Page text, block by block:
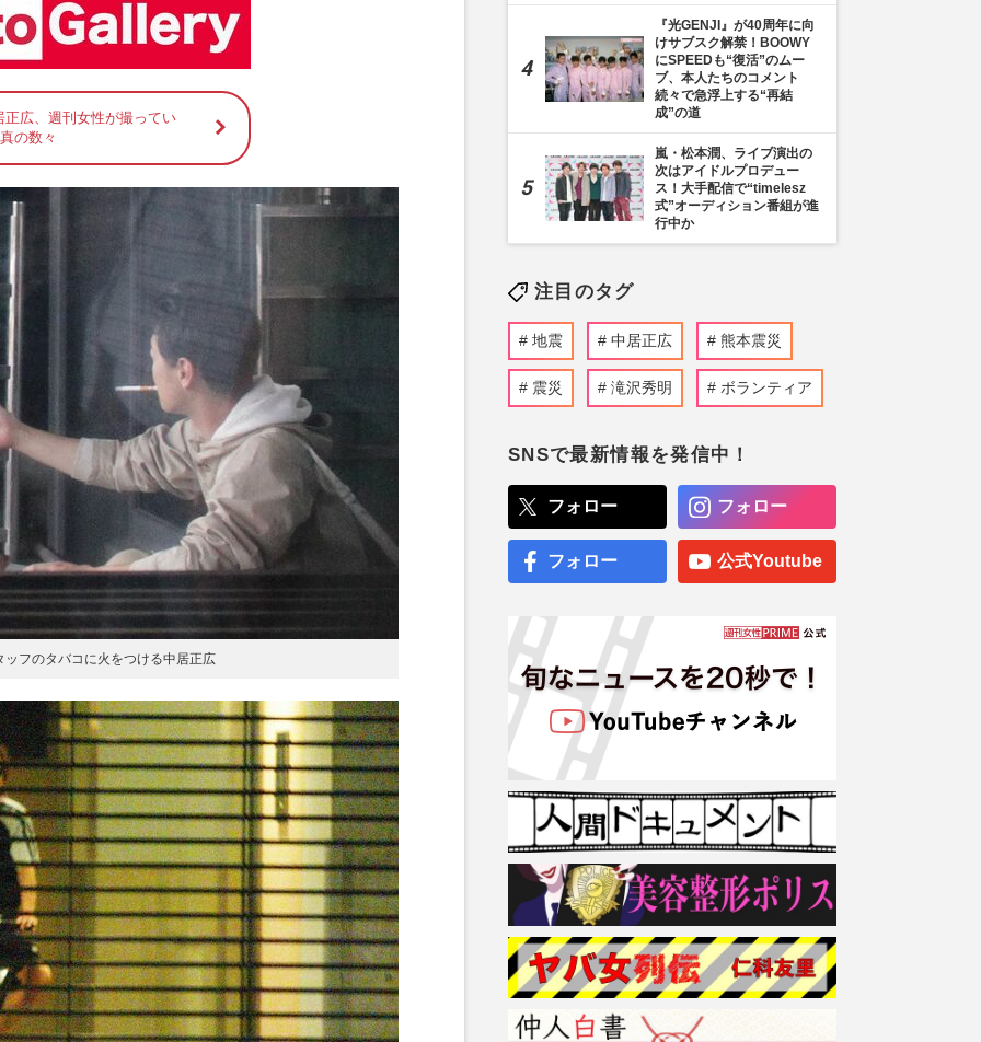
u
e
正広、週刊女性が撮ってい
の数々
フのタバコに火をつける中居正広
『光GENJI』が40周年に向
けサブスク解禁！BOOWY
にSPEEDも“復活”のムー
ブ、本人たちのコメント
続々で急浮上する“再結
成”の道
嵐・松本潤、ライブ演出の
次はアイドルプロデュー
ス！大手配信で“timelesz
式”オーディション番組が進
行中か
注目のタグ
地震 中居正広 熊本震災
震災 滝沢秀明 ボランティア
SNSで最新情報を発信中！
フォロー フォロー
フォロー 公式Youtube